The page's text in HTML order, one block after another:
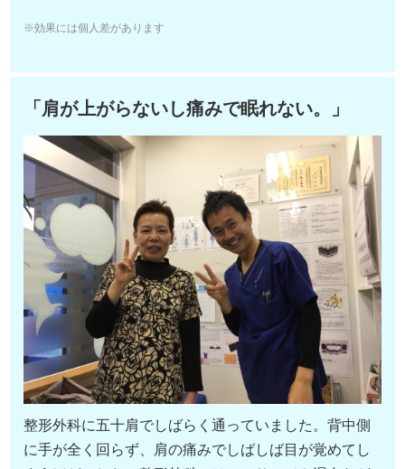
※効果には個人差があります
「肩が上がらないし痛みで眠れない。」
整形外科に五十肩でしばらく通っていました。背中側
に手が全く回らず、肩の痛みでしばしば目が覚めてし